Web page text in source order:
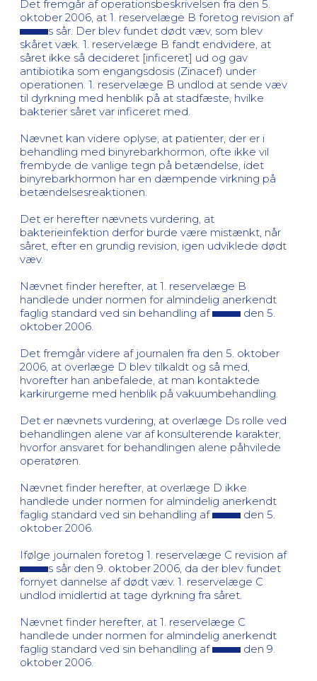
Det fremgår af operationsbeskrivelsen fra den 5.
oktober 2006, at 1. reservelæge B foretog revision af
s sår. Der blev fundet dødt væv, som blev
skåret væk. 1. reservelæge B fandt endvidere, at
såret ikke så decideret [inficeret] ud og gav
antibiotika som engangsdosis (Zinacef) under
operationen. 1. reservelæge B undlod at sende væv
til dyrkning med henblik på at stadfæste, hvilke
bakterier såret var inficeret med.
Nævnet kan videre oplyse, at patienter, der er i
behandling med binyrebarkhormon, ofte ikke vil
frembyde de vanlige tegn på betændelse, idet
binyrebarkhormon har en dæmpende virkning på
betændelsesreaktionen.
Det er herefter nævnets vurdering, at
bakterieinfektion derfor burde være mistænkt, når
såret, efter en grundig revision, igen udviklede dødt
væv.
Nævnet finder herefter, at 1. reservelæge B
handlede under normen for almindelig anerkendt
faglig standard ved sin behandling af
den 5.
oktober 2006.
Det fremgår videre af journalen fra den 5. oktober
2006, at overlæge D blev tilkaldt og så med,
hvorefter han anbefalede, at man kontaktede
karkirurgerne med henblik på vakuumbehandling.
Det er nævnets vurdering, at overlæge Ds rolle ved
behandlingen alene var af konsulterende karakter,
hvorfor ansvaret for behandlingen alene påhvilede
operatøren.
Nævnet finder herefter, at overlæge D ikke
handlede under normen for almindelig anerkendt
faglig standard ved sin behandling af
den 5.
oktober 2006.
Ifølge journalen foretog 1. reservelæge C revision af
s sår den 9. oktober 2006, da der blev fundet
fornyet dannelse af dødt væv. 1. reservelæge C
undlod imidlertid at tage dyrkning fra såret.
Nævnet finder herefter, at 1. reservelæge C
handlede under normen for almindelig anerkendt
faglig standard ved sin behandling af
den 9.
oktober 2006.